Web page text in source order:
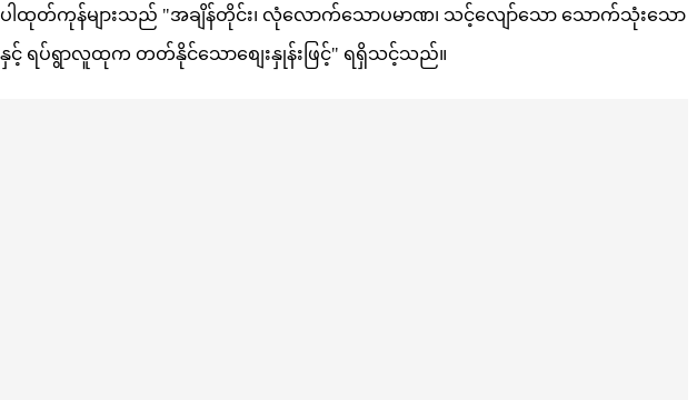
ထုတ်ကုန်များသည် "အချိန်တိုင်း၊ လုံလောက်သောပမာဏ၊ သင့်လျော်သော သောက်သုံးသော
င့် ရပ်ရွာလူထုက တတ်နိုင်သောစျေးနှုန်းဖြင့်" ရရှိသင့်သည်။